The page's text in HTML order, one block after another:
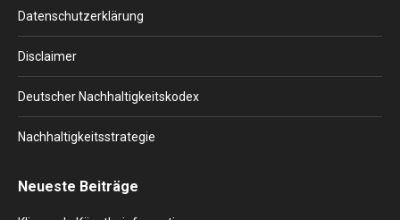
windowwindowwindowwindowwindow
Datenschutzerklärung
Disclaimer
Deutscher Nachhaltigkeitskodex
Nachhaltigkeitsstrategie
Neueste Beiträge